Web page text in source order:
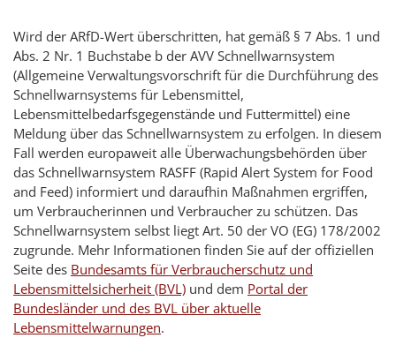
Wird der ARfD-Wert überschritten, hat gemäß § 7 Abs. 1 und
Abs. 2 Nr. 1 Buchstabe b der AVV Schnellwarnsystem
(Allgemeine Verwaltungsvorschrift für die Durchführung des
Schnellwarnsystems für Lebensmittel,
Lebensmittelbedarfsgegenstände und Futtermittel) eine
Meldung über das Schnellwarnsystem zu erfolgen. In diesem
Fall werden europaweit alle Überwachungsbehörden über
das Schnellwarnsystem RASFF (Rapid Alert System for Food
and Feed) informiert und daraufhin Maßnahmen ergriffen,
um Verbraucherinnen und Verbraucher zu schützen. Das
Schnellwarnsystem selbst liegt Art. 50 der VO (EG) 178/2002
zugrunde. Mehr Informationen finden Sie auf der offiziellen
Seite des Bundesamts für Verbraucherschutz und
Lebensmittelsicherheit (BVL) und dem Portal der
Bundesländer und des BVL über aktuelle
Lebensmittelwarnungen.